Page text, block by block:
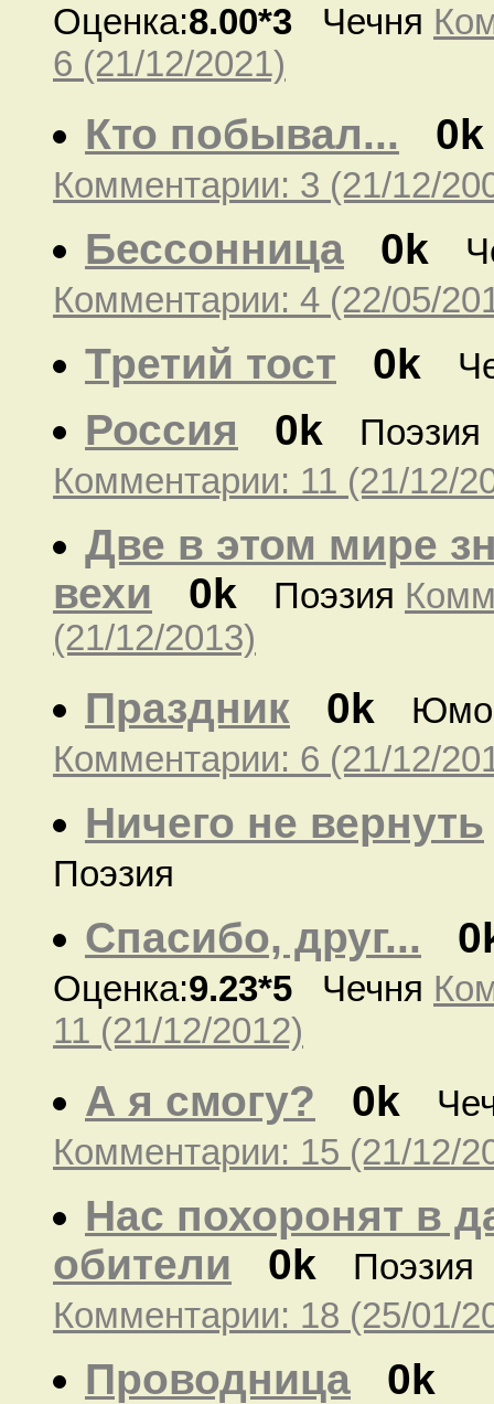
Оценка:8.00*3 Чечня
6 (21/12/2021)
Кто побывал...
0k
Комментарии: 3 (21/12/
Бессонница 0k
Комментарии: 4 (22/05/
Третий тост 0k
Россия 0k
Поэзия
Комментарии: 11 (21/12/
Две в этом мире
вехи
0k Поэзия
(21/12/2013)
Праздник
0k
Комментарии: 6 (21/12/
Ничего не вернуть
Поэзия
Спасибо, друг...
Оценка:9.23*5 Чечня
11 (21/12/2012)
А я смогу?
0k
Комментарии: 15 (21/12/
Нас похоронят в
обители
0k
Поэзия
Комментарии: 18 (25/01/
Проводница 0k